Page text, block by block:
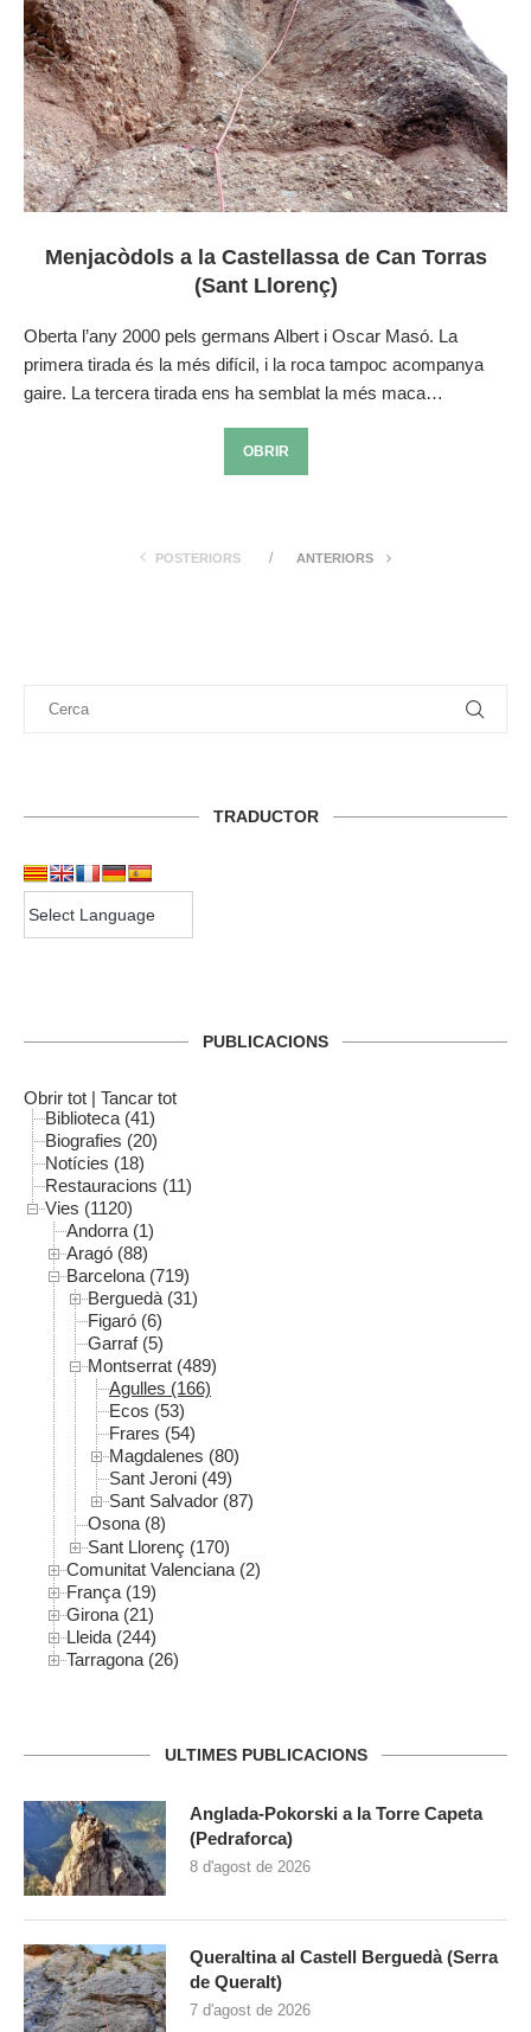
Menjacòdols a la Castellassa de Can Torras
(Sant Llorenç)
Oberta l’any 2000 pels germans Albert i Oscar Masó. La
primera tirada és la més difícil, i la roca tampoc acompanya
gaire. La tercera tirada ens ha semblat la més maca…
OBRIR
POSTERIORS ANTERIORS
TRADUCTOR
PUBLICACIONS
Obrir tot | Tancar tot
Biblioteca (41)
Biografies (20)
Notícies (18)
Restauracions (11)
Vies (1120)
Andorra (1)
Aragó (88)
Barcelona (719)
Berguedà (31)
Figaró (6)
Garraf (5)
Montserrat (489)
Agulles (166)
Ecos (53)
Frares (54)
Magdalenes (80)
Sant Jeroni (49)
Sant Salvador (87)
Osona (8)
Sant Llorenç (170)
Comunitat Valenciana (2)
França (19)
Girona (21)
Lleida (244)
Tarragona (26)
ULTIMES PUBLICACIONS
Anglada-Pokorski a la Torre Capeta
(Pedraforca)
8 d'agost de 2026
Queraltina al Castell Berguedà (Serra
de Queralt)
7 d'agost de 2026